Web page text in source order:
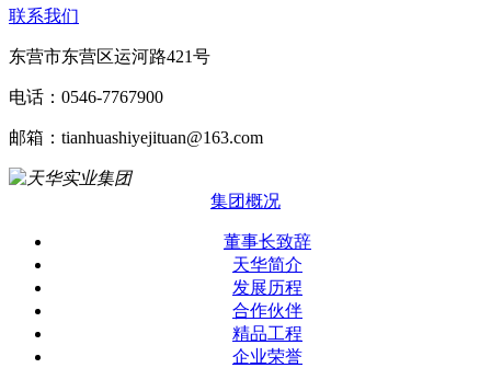
联系我们
东营市东营区运河路421号
电话：0546-7767900
邮箱：tianhuashiyejituan@163.com
集团概况
董事长致辞
天华简介
发展历程
合作伙伴
精品工程
企业荣誉